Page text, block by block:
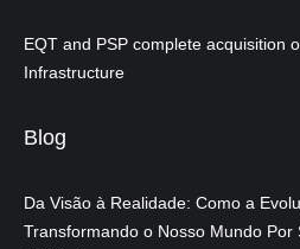
EQT and PSP complete acquisition
Infrastructure
Blog
Da Visão à Realidade: Como a
Transformando o Nosso Mundo Por